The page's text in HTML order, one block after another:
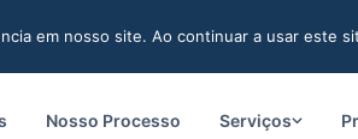
Nosso Processo Serviços
em nosso site. Ao continuar a usar este